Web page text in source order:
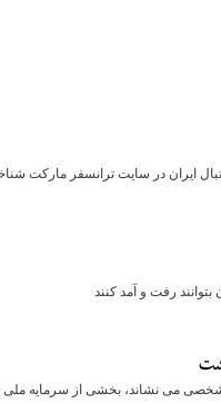
ایران در سایت ترانسفر مارکت
رفت و آمد کنند
شخصی می نشاند، بخشی از سرمایه